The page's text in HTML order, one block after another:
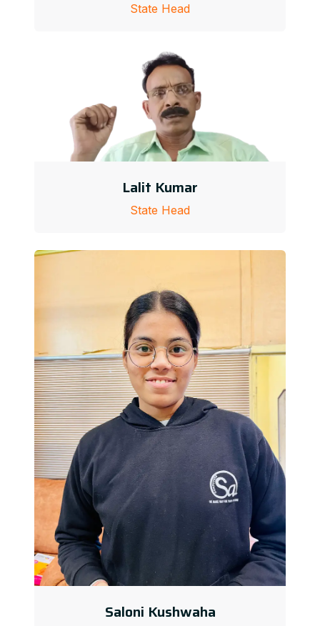
State Head
Lalit Kumar
State Head
Saloni Kushwaha